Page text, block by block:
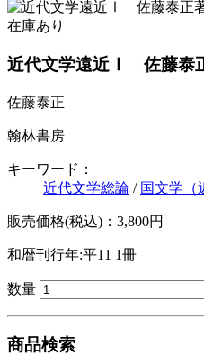
在庫あり
近代文学遠近Ⅰ 佐藤泰
佐藤泰正
翰林書房
キーワード：
近代文学総論 / 国文学（
販売価格(税込)：3,800円
和暦刊行年:平11 1冊
数量
商品検索